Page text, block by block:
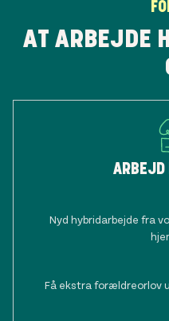
AT ARBEJDE
ARBEJD
Nyd hybridarbejde fra
Få ekstra forældreorlov